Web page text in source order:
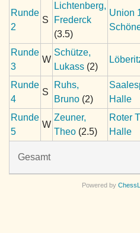
Runde
2
S
Lichtenberg,
Frederck
(3.5)
Union
Runde
3
W
Schütze,
Lukass(2)
Runde
4
S
Ruhs,
Bruno(2)
Halle
Runde
5
W
Zeuner,
Theo(2.5)
Roter
Halle
Gesamt
Powered by